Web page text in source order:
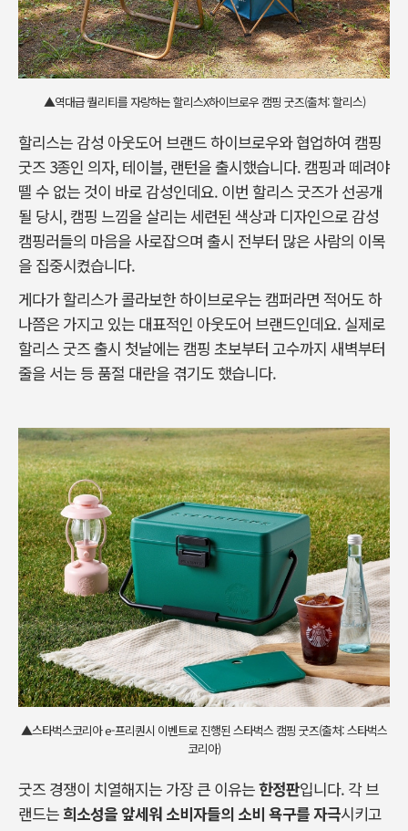
▲역대급 퀄리티를 자랑하는 할리스X하이브로우 캠핑 굿즈(출처: 할리스)
할리스는 감성 아웃도어 브랜드 하이브로우와 협업하여 캠핑
굿즈 3종인 의자, 테이블, 랜턴을 출시했습니다. 캠핑과 떼려야
뗄 수 없는 것이 바로 감성인데요. 이번 할리스 굿즈가 선공개
될 당시, 캠핑 느낌을 살리는 세련된 색상과 디자인으로 감성
캠핑러들의 마음을 사로잡으며 출시 전부터 많은 사람의 이목
을 집중시켰습니다.
게다가 할리스가 콜라보한 하이브로우는 캠퍼라면 적어도 하
나쯤은 가지고 있는 대표적인 아웃도어 브랜드인데요. 실제로
할리스 굿즈 출시 첫날에는 캠핑 초보부터 고수까지 새벽부터
줄을 서는 등 품절 대란을 겪기도 했습니다.
▲스타벅스코리아 e-프리퀀시 이벤트로 진행된 스타벅스 캠핑 굿즈(출처: 스타벅스
코리아)
굿즈 경쟁이 치열해지는 가장 큰 이유는한정판입니다. 각 브
랜드는희소성을 앞세워 소비자들의 소비 욕구를 자극시키고